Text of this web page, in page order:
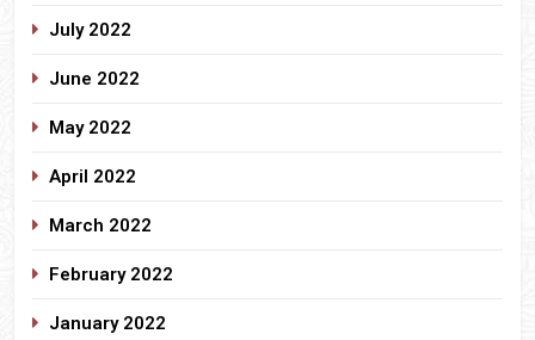
July 2022
June 2022
May 2022
April 2022
March 2022
February 2022
January 2022